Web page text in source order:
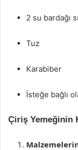
2 su bardağı
Tuz
Karabiber
İsteğe bağlı
Çiriş Yemeğinin